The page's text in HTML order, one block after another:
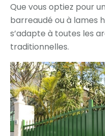
Que vous optiez pour
barreaudé ou à lames
s’adapte à toutes les
traditionnelles.